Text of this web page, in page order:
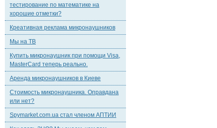
тестирование по математике на
хорошие отметки?
Креативная реклама микронаушников
Мы на ТВ
Купить микронаушник при помощи Visa,
MasterCard теперь реально.
Аренда микронаушников в Киеве
Стоимость микронаушника. Оправдана
или нет?
Spymarket.com.ua стал членом АПТИИ